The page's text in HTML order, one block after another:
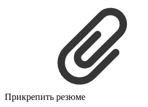
Прикрепить резюме